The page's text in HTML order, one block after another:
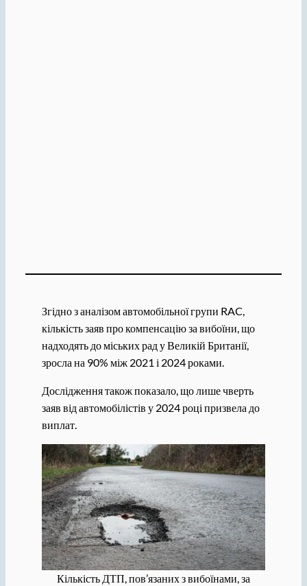
Згідно з аналізом автомобільної групи RAC,
кількість заяв про компенсацію за вибоїни, що
надходять до міських рад у Великій Британії,
зросла на 90% між 2021 і 2024 роками.
Дослідження також показало, що лише чверть
заяв від автомобілістів у 2024 році призвела до
виплат.
Кількість ДТП, пов’язаних з вибоїнами, за